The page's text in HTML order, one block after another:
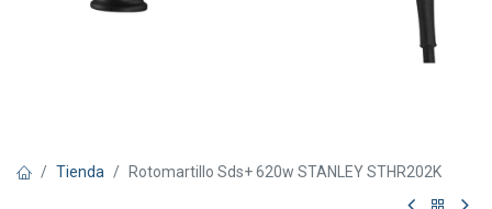
Tienda Rotomartillo Sds+ 620w STANLEY STHR202K